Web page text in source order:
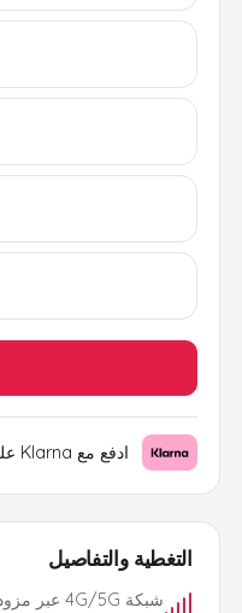
التغطية والتفاصيل
شبكة 4G/5G عبر مزودين محليين
ادفع مع Klarna على 3 دفعات بقيمة